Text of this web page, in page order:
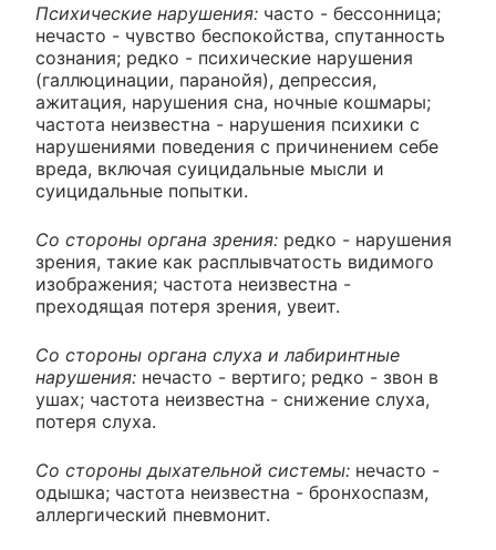
Психические нарушения: часто - бессонница;
нечасто - чувство беспокойства, спутанность
сознания; редко - психические нарушения
(галлюцинации, паранойя), депрессия,
ажитация, нарушения сна, ночные кошмары;
частота неизвестна - нарушения психики с
нарушениями поведения с причинением себе
вреда, включая суицидальные мысли и
суицидальные попытки.
Со стороны органа зрения: редко - нарушения
зрения, такие как расплывчатость видимого
изображения; частота неизвестна -
преходящая потеря зрения, увеит.
Со стороны органа слуха и лабиринтные
нарушения: нечасто - вертиго; редко - звон в
ушах; частота неизвестна - снижение слуха,
потеря слуха.
Со стороны дыхательной системы: нечасто -
одышка; частота неизвестна - бронхоспазм,
аллергический пневмонит.